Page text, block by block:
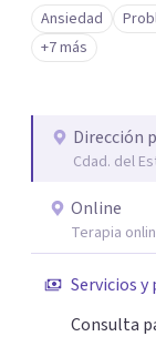
Ansiedad
+7 más
Dirección
Cdad. del
Online
Terapia
Servicios y
Consulta